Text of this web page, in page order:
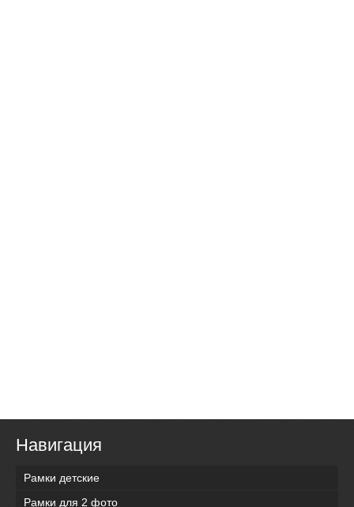
Навигация
Рамки детские
Рамки для 2 фото